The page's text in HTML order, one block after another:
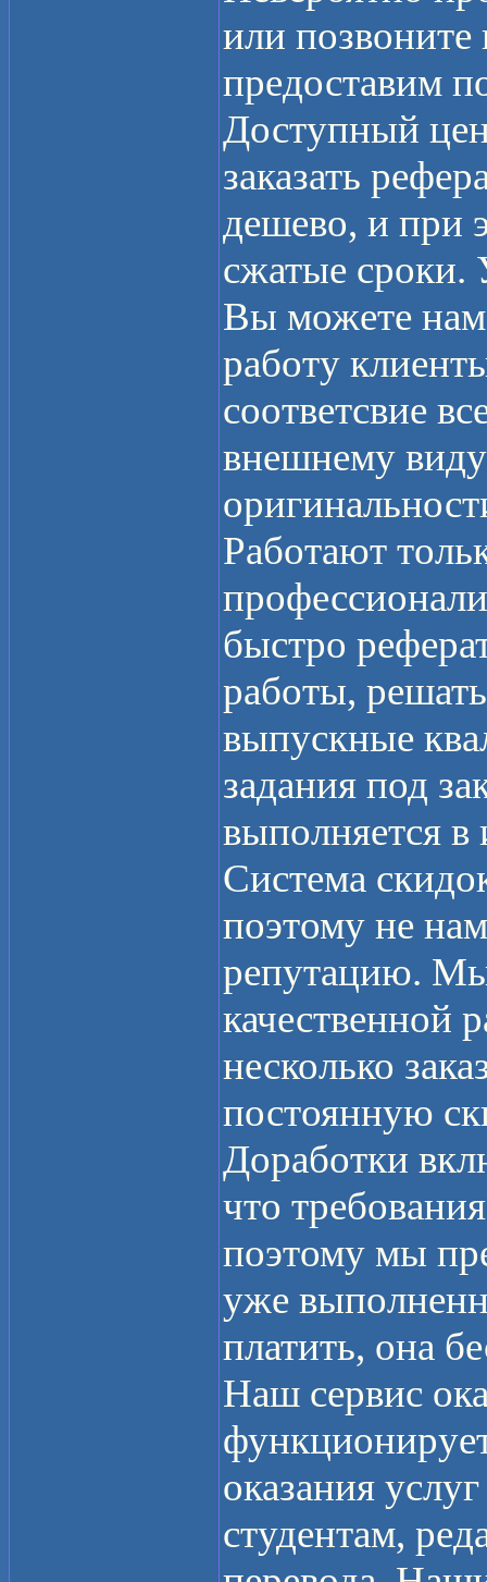
или
предоставим
Доступный
заказать
дешево, и при
сжатые сроки.
Вы можете нам
работу
соответсвие
внешнему
Работают
быстро
работы,
выпускные
задания под
выполняется
Система
поэтому не
репутацию. Мы
качественной
несколько
постоянную
Доработки
что
поэтому мы
уже
платить, она
Наш сервис
оказания
студентам,